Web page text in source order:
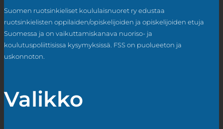
Suomen ruotsinkieliset koululaisnuoret ry edustaa
ruotsinkielisten oppilaiden/opiskelijoiden ja opiskelijoiden etuja
Suomessa ja on vaikuttamiskanava nuoriso- ja
koulutuspoliittisissa kysymyksissä. FSS on puolueeton ja
uskonnoton.
Valikko